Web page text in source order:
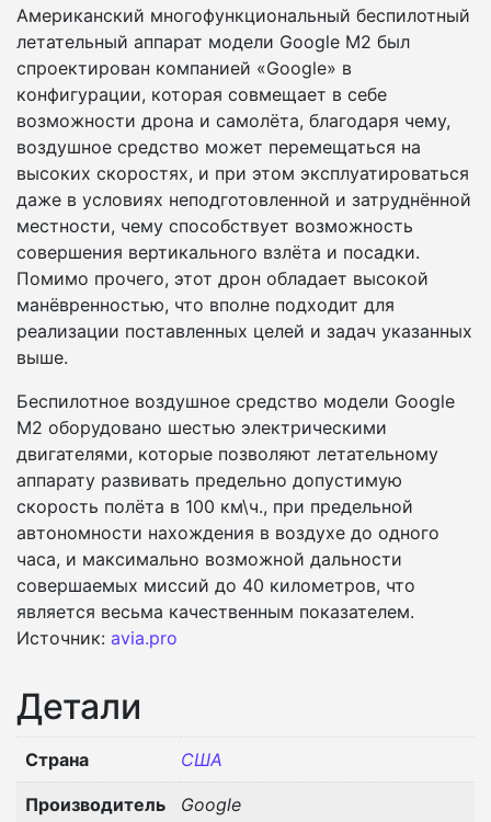
Американский многофункциональный беспилотный
летательный аппарат модели Google M2 был
спроектирован компанией «Google» в
конфигурации, которая совмещает в себе
возможности дрона и самолёта, благодаря чему,
воздушное средство может перемещаться на
высоких скоростях, и при этом эксплуатироваться
даже в условиях неподготовленной и затруднённой
местности, чему способствует возможность
совершения вертикального взлёта и посадки.
Помимо прочего, этот дрон обладает высокой
манёвренностью, что вполне подходит для
реализации поставленных целей и задач указанных
выше.
Беспилотное воздушное средство модели Google
M2 оборудовано шестью электрическими
двигателями, которые позволяют летательному
аппарату развивать предельно допустимую
скорость полёта в 100 км\ч., при предельной
автономности нахождения в воздухе до одного
часа, и максимально возможной дальности
совершаемых миссий до 40 километров, что
является весьма качественным показателем.
Источник: avia.pro
Детали
Страна США
Производитель Google